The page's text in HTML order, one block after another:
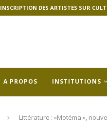
INSCRIPTION DES ARTISTES SUR
A PROPOS INSTITUTIONS
Littérature : »Motéma »,